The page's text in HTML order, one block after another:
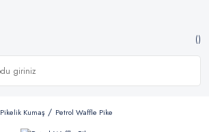
Pikelik Kumaş Petrol Waffle Pike